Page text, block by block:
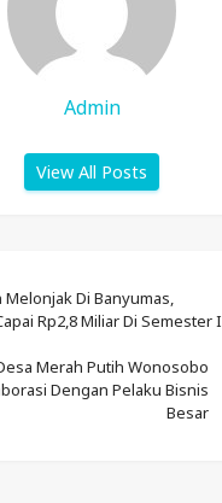
Admin
View All Posts
Melonjak Di Banyumas,
Rp2,8 Miliar Di Semester I
Merah Putih Wonosobo
Dengan Pelaku Bisnis
Besar